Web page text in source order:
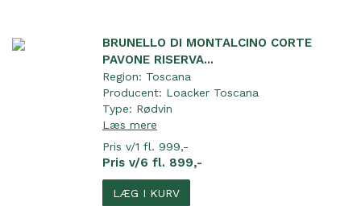
BRUNELLO DI MONTALCINO CORTE
PAVONE RISERVA...
Region: Toscana
Producent: Loacker Toscana
Type: Rødvin
Læs mere
Pris v/1 fl. 999,-
Pris v/6 fl. 899,-
LÆG I KURV